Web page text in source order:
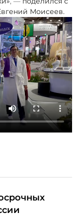
Моисеев.